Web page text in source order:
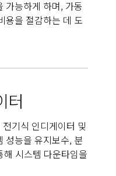
가능하게 하며, 가동
용을 절감하는 데 도
터
기식 인디게이터 및
성능을 유지보수, 분
시스템 다운타임을